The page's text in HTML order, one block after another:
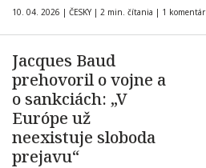
10. 04. 2026 | ČESKY | 2 min. čítania | 1 komentár
Jacques Baud
prehovoril o vojne a
o sankciách: „V
Európe už
neexistuje sloboda
prejavu“